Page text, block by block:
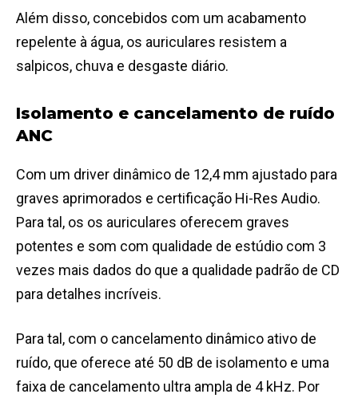
Além disso, concebidos com um acabamento
repelente à água, os auriculares resistem a
salpicos, chuva e desgaste diário.
Isolamento e cancelamento de ruído
ANC
Com um driver dinâmico de 12,4 mm ajustado para
graves aprimorados e certificação Hi-Res Audio.
Para tal, os os auriculares oferecem graves
potentes e som com qualidade de estúdio com 3
vezes mais dados do que a qualidade padrão de CD
para detalhes incríveis.
Para tal, com o cancelamento dinâmico ativo de
ruído, que oferece até 50 dB de isolamento e uma
faixa de cancelamento ultra ampla de 4 kHz. Por